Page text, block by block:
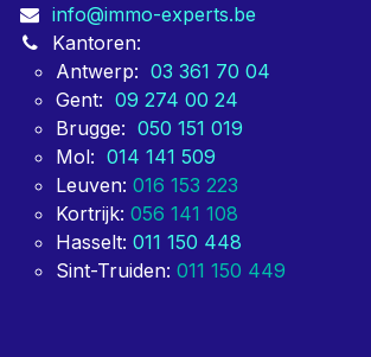
info@immo-experts.be
Kantoren:
Antwerp: 03 361 70 04
Gent: 09 274 00 24
Brugge: 050 151 019
Mol: 014 141 509
Leuven: 016 153 223
Kortrijk: 056 141 108
Hasselt: 011 150 448
Sint-Truiden: 011 150 449